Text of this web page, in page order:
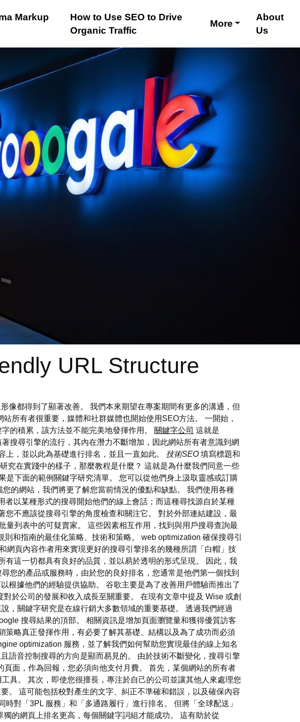
Markup
How to Use SEO to Drive
Organic Traffic
More
About
Us
URL Structure
像都得到了顯著改善。 我們本來期望在專案期間有更多的溝通，但
所有者很重要，媒體和社群媒體也開始使用SEO方法。 一開始，
的積累，該方法並不能完美地發揮作用。 關鍵字公司 這就是
搜尋引擎的流行，其內在潛力不斷增加，因此網站所有者意識到網
，並以此為基礎進行排名，並且一直如此。 技術SEO 填寫標題和
究在實踐中的樣子，那麼教程是什麼？ 這就是為什麼我們同意一些
是下面的範例關鍵字研究清單。 您可以從他們身上汲取靈感或訂購
的網站，我們將更了解您當前情況的優點和缺點。 我們使用各種
以某種形式的搜尋開始他們的線上會話；而這種尋找源自於某種
不應該從搜尋引擎的角度檢查和關注它。 對於外部連結建設，最
列表中的可疑賣家。 這些因素相互作用，找到與用戶搜尋查詢最
和指南的最佳化策略、技術和策略。 web optimization 確保搜尋引
網頁內容作者用來實現更好的搜尋引擎排名的幾種所謂「白帽」技
這一切都具有良好的品質，並以易於透明的形式呈現。 因此，我
您的產品或服務時，由於您的良好排名，您通常是他們第一個找到
根據他們的經驗提供協助。 谷歌主要是為了改善用戶體驗而推出了
於公司的發展和收入成長至關重要。 在現有文章中提及 Wise 或創
，關鍵字研究是在線行銷大多數領域的重要基礎。 透過我們經過
搜尋結果的頂部。 相關資訊是增加頁面瀏覽量和獲得優質訪客
略真正發揮作用，有必要了解其基礎、結構以及為了成功而必須
optimization 服務，並了解我們如何幫助您實現最佳的線上知名
語音控制搜尋的方向是顯而易見的。 由於技術不斷變化，搜尋引擎
頁面，作為回報，您必須向他支付月費。 首先，某個網站的所有者
具。 其次，即使您很擅長，專注於自己的公司並讓其他人來處理您
。 這可能包括校對產生的文字、糾正不準確和錯誤，以及確保內容
對「3PL 服務」和「多通路履行」進行排名。 但將「全球配送」
的網頁上排名更高，每個關鍵字詞組才能成功。 這有助於從